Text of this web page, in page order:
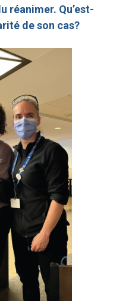
réanimer. Qu’est-
de son cas?